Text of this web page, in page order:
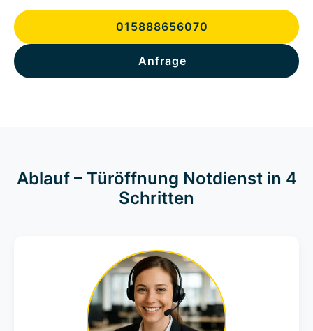
015888656070
Anfrage
Ablauf – Türöffnung Notdienst in 4
Schritten